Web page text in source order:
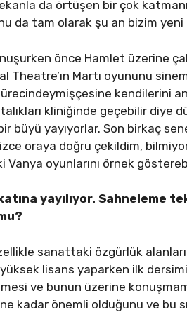
da örtüşen bir çok
da tam olarak şu an bizim
önce Hamlet üzerine
Theatre’ın Martı oyununu
kendilerini
kliniğinde geçebilir diye
büyü yayıyorlar. Son birkaç
oraya doğru çekildim,
oyunlarını örnek
yayılıyor.
sanattaki özgürlük
lisans yaparken ilk
ve bunun üzerine
kadar önemli olduğunu ve bu